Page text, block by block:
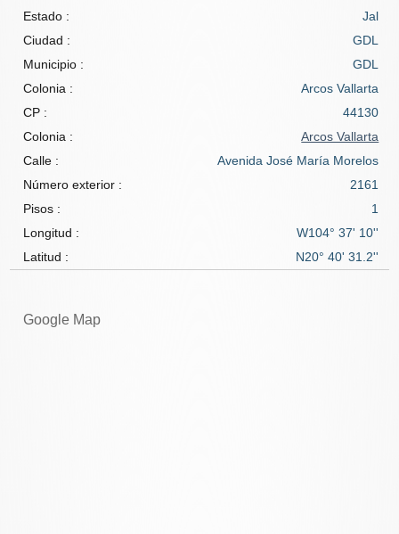
Estado :
Jal
Ciudad :
GDL
Municipio :
GDL
Colonia :
Arcos Vallarta
CP :
44130
Colonia :
Arcos Vallarta
Calle :
Avenida José María Morelos
Número exterior :
2161
Pisos :
1
Longitud :
W104° 37' 10''
Latitud :
N20° 40' 31.2''
Google Map